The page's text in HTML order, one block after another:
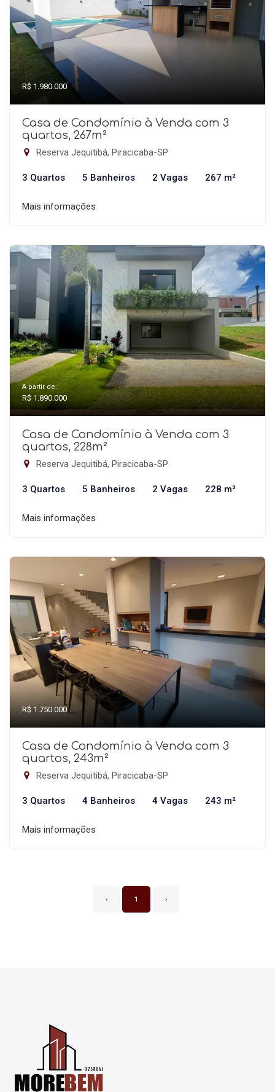
R$ 1.980.000
Casa de Condomínio à Venda com 3
quartos, 267m²
Reserva Jequitibá, Piracicaba-SP
3 Quartos 5 Banheiros 2 Vagas 267 m²
Mais informações
A partir de:
R$ 1.890.000
Casa de Condomínio à Venda com 3
quartos, 228m²
Reserva Jequitibá, Piracicaba-SP
3 Quartos 5 Banheiros 2 Vagas 228 m²
Mais informações
R$ 1.750.000
Casa de Condomínio à Venda com 3
quartos, 243m²
Reserva Jequitibá, Piracicaba-SP
3 Quartos 4 Banheiros 4 Vagas 243 m²
Mais informações
‹ 1 ›
Página inicial